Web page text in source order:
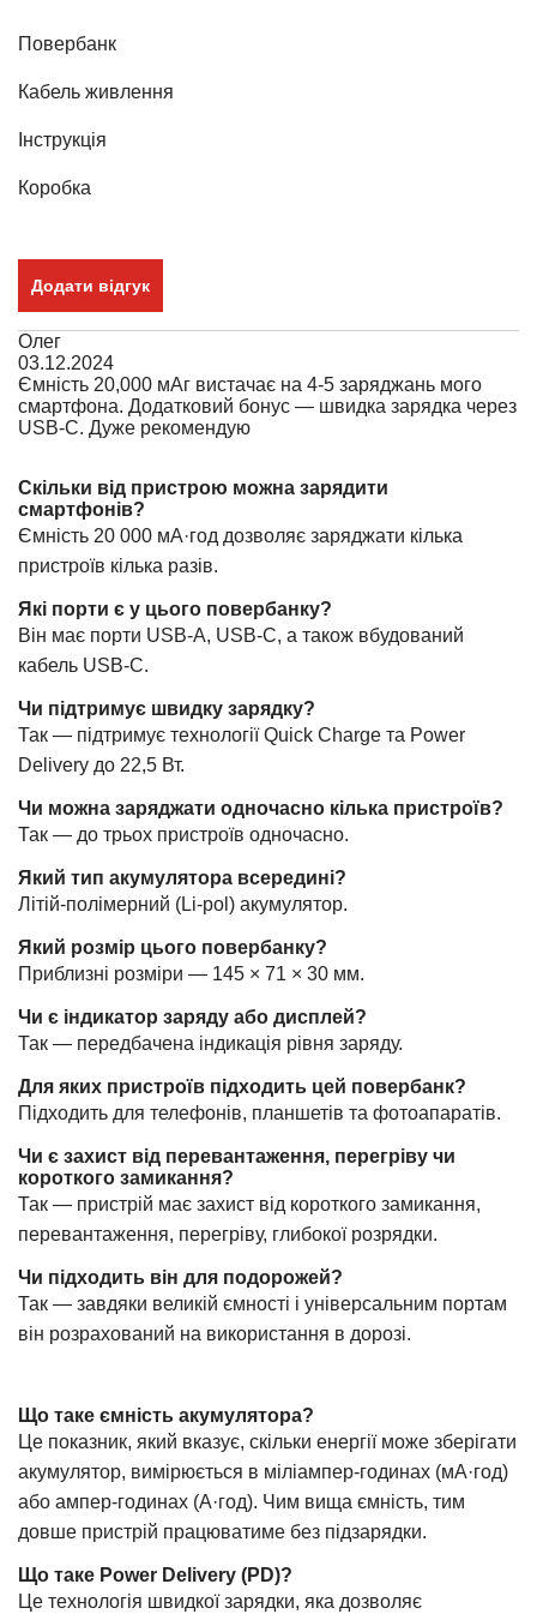
Повербанк
Кабель живлення
Інструкція
Коробка
Додати відгук
Олег
03.12.2024
Ємність 20,000 мАг вистачає на 4-5 заряджань мого
смартфона. Додатковий бонус — швидка зарядка через
USB-C. Дуже рекомендую
Скільки від пристрою можна зарядити
смартфонів?
Ємність 20 000 мА·год дозволяє заряджати кілька
пристроїв кілька разів.
Які порти є у цього повербанку?
Він має порти USB-A, USB-C, а також вбудований
кабель USB-C.
Чи підтримує швидку зарядку?
Так — підтримує технології Quick Charge та Power
Delivery до 22,5 Вт.
Чи можна заряджати одночасно кілька пристроїв?
Так — до трьох пристроїв одночасно.
Який тип акумулятора всередині?
Літій-полімерний (Li-pol) акумулятор.
Який розмір цього повербанку?
Приблизні розміри — 145 × 71 × 30 мм.
Чи є індикатор заряду або дисплей?
Так — передбачена індикація рівня заряду.
Для яких пристроїв підходить цей повербанк?
Підходить для телефонів, планшетів та фотоапаратів.
Чи є захист від перевантаження, перегріву чи
короткого замикання?
Так — пристрій має захист від короткого замикання,
перевантаження, перегріву, глибокої розрядки.
Чи підходить він для подорожей?
Так — завдяки великій ємності і універсальним портам
він розрахований на використання в дорозі.
Що таке ємність акумулятора?
Це показник, який вказує, скільки енергії може зберігати
акумулятор, вимірюється в міліампер-годинах (мА·год)
або ампер-годинах (А·год). Чим вища ємність, тим
довше пристрій працюватиме без підзарядки.
Що таке Power Delivery (PD)?
Це технологія швидкої зарядки, яка дозволяє